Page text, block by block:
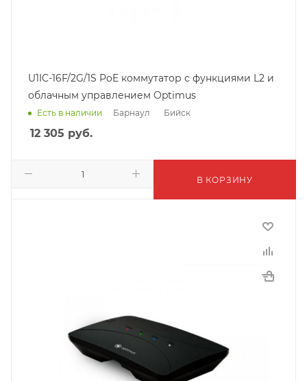
U1IC-16F/2G/1S PoE коммутатор с функциями L2 и
облачным управлением Optimus
Есть в наличии Барнаул Бийск
12 305 руб.
В КОРЗИНУ